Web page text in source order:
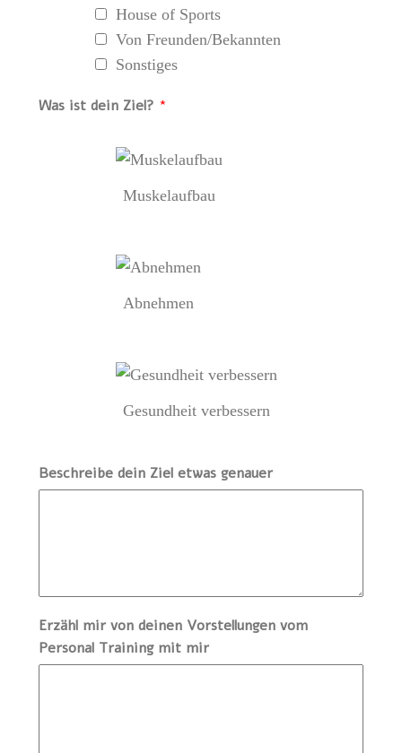
House of Sports
Von Freunden/Bekannten
Sonstiges
Was ist dein Ziel? *
Muskelaufbau
Abnehmen
Gesundheit verbessern
Beschreibe dein Ziel etwas genauer
Erzähl mir von deinen Vorstellungen vom
Personal Training mit mir